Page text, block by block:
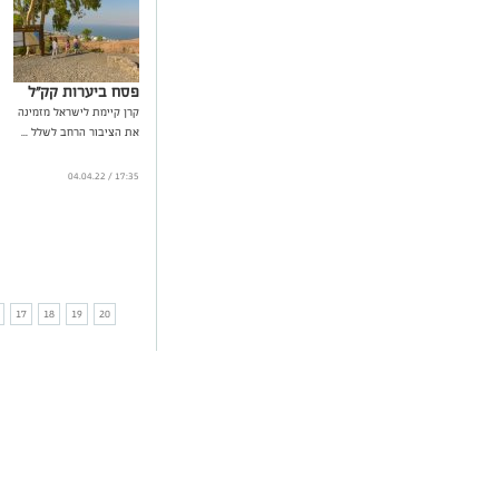
פסח ביערות קק"ל
קרן קיימת לישראל מזמינה
את הציבור הרחב לשלל ...
17:35 / 04.04.22
17 18 19
20